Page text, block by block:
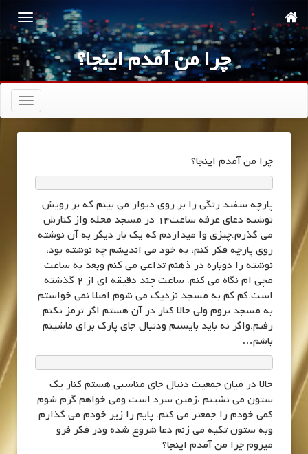
چرا من آمدم اینجا؟
ناوبری
چرا من آمدم اینجا؟
پارچه سفید رنگی را بر روی دیوار می بینم که بر رویش
نوشته دعای عرفه ساعت14 در مسجد محله واز کنارش
می گذرم.چیزی وا میداردم که یک بار دیگر به آن نوشته
روی پارچه فکر کنم، به خود می اندیشم چه نوشته بود،
نوشته را دوباره در ذهنم تداعی می کنم وبعد به ساعت
مچی ام نگاه می کنم. ساعت چند دقیقه ای از 2 گذشته
است.کم کم به مسجد نزدیک می شوم اصلا نمی خواستم
به مسجد بروم ولی حالا کنار در آن هستم اگر ترمز نکنم
رفتم.واگر نه باید بایستم ودنبال جای پارک برای ماشینم
باشم…
حالا در میان جمعیت دنبال جای مناسبی هستم کنار یک
ستون می نشینم ،زمین سرد است ومی خواهم گرم شوم
کمی خودم را جمعتر می کنم، پایم را زیر خودم می گذارم
وبه ستون تکیه می زنم دعا شروع شده ودر فکر فرو
میروم چرا من آمدم اینجا؟